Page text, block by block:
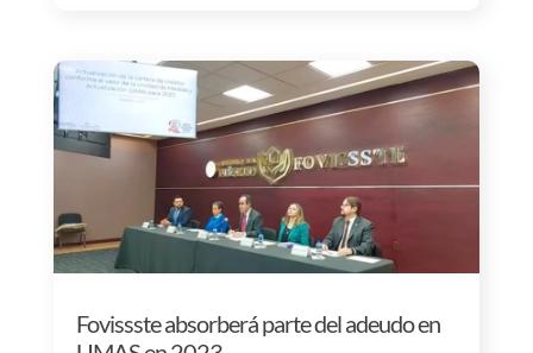
Fovissste absorberá parte del adeudo en